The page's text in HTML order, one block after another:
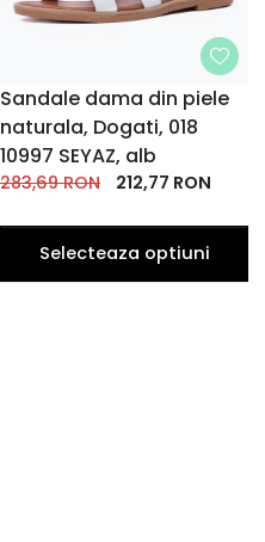
MARIME
36
EU
37
EU
38
EU
39
EU
Sandale dama din piele
naturala, Dogati, 018
10997 SEYAZ, alb
283,69RON 212,77 RON
Selecteaza optiuni